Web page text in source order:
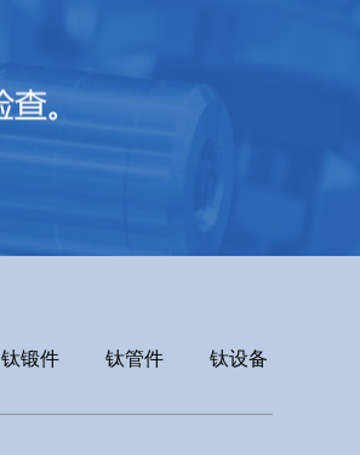
钛锻件 钛管件 钛设备